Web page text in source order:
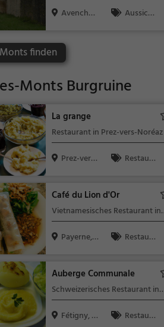
Avenches,
Aussicht
finden
Monts Burgruine
La grange
Restaurant in Prez-vers-Noréaz
Prez-vers-
Restaura
agessen, Bie
r, Wein, Snac
e
Café du Lion d'Or
Vietnamesisches Restaurant in
Payerne
Payerne, S
Restaura
ch, Abendes
sen, Mittage
risch
Auberge Communale
Schweizerisches Restaurant in
Fétigny
Fétigny, S
Restaura